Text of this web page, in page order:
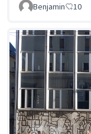
Benjamin 10